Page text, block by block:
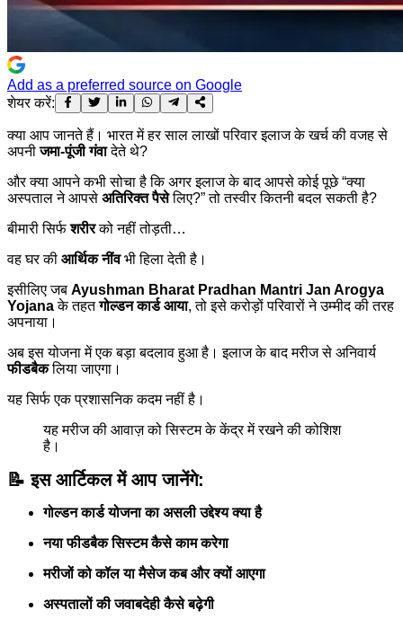
Add as a preferred source on Google
शेयर करें:
क्या आप जानते हैं। भारत में हर साल लाखों परिवार इलाज के खर्च की वजह से
अपनीजमा-पूंजी गंवादेते थे?
और क्या आपने कभी सोचा है कि अगर इलाज के बाद आपसे कोई पूछे “क्या
अस्पताल ने आपसे अतिरिक्त पैसेलिए?” तो तस्वीर कितनी बदल सकती है?
बीमारी सिर्फशरीरको नहीं तोड़ती…
वह घर की आर्थिक नींवभी हिला देती है।
इसीलिए जब Ayushman Bharat Pradhan Mantri Jan Arogya
Yojanaके तहतगोल्डन कार्ड आया, तो इसे करोड़ों परिवारों ने उम्मीद की तरह
अपनाया।
अब इस योजना में एक बड़ा बदलाव हुआ है। इलाज के बाद मरीज से अनिवार्य
फीडबैकलिया जाएगा।
यह सिर्फ एक प्रशासनिक कदम नहीं है।
यह मरीज की आवाज़ को सिस्टम के केंद्र में रखने की कोशिश
है।
📝 इस आर्टिकल में आप जानेंगे:
गोल्डन कार्ड योजना का असली उद्देश्य क्या है
नया फीडबैक सिस्टम कैसे काम करेगा
मरीजों को कॉल या मैसेज कब और क्यों आएगा
अस्पतालों की जवाबदेही कैसे बढ़ेगी